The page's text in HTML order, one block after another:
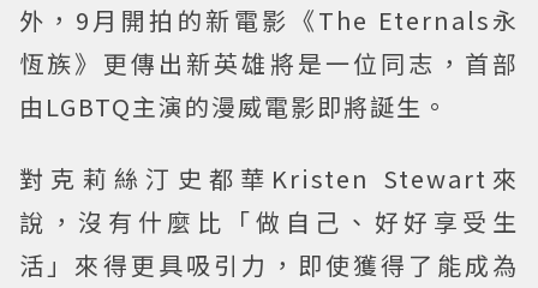
外，9月開拍的新電影《The Eternals永
恆族》更傳出新英雄將是一位同志，首部
由LGBTQ主演的漫威電影即將誕生。
對克莉絲汀史都華Kristen Stewart來
說，沒有什麼比「做自己、好好享受生
活」來得更具吸引力，即使獲得了能成為